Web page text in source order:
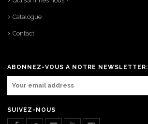
Catalogue
Contact
ABONNEZ-VOUS A NOTRE NEWSLETTER:
SUIVEZ-NOUS